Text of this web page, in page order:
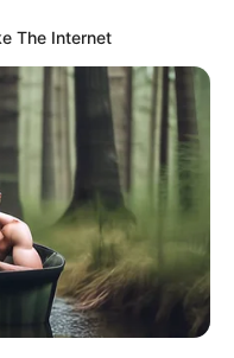
Barat, 29 Desember 2000
The Internet